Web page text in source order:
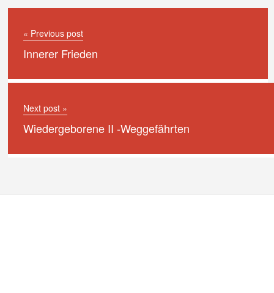
« Previous post
Innerer Frieden
Next post »
Wiedergeborene II -Weggefährten